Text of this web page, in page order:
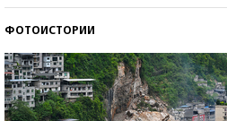
ФОТОИСТОРИИ